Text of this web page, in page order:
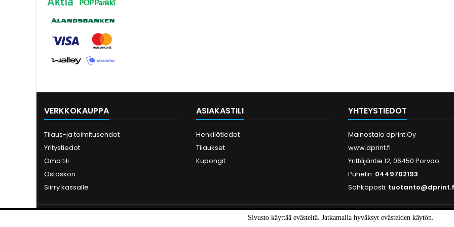
Sivusto käyttää evästeitä. Jatkamalla hyväksyt evästeiden käytön.
VERKKOKAUPPA
Tilaus-ja toimitusehdot
Yritystiedot
Oma tili
Ostoskori
Siirry kassalle
ASIAKASTILI
Henkilötiedot
Tilaukset
Kupongit
YHTEYSTIEDOT
Mainostalo dprint Oy
www.dprint.fi
Yrittäjäntie 12, 06450 Porvoo
Puhelin: 0449702193
Sähköposti: